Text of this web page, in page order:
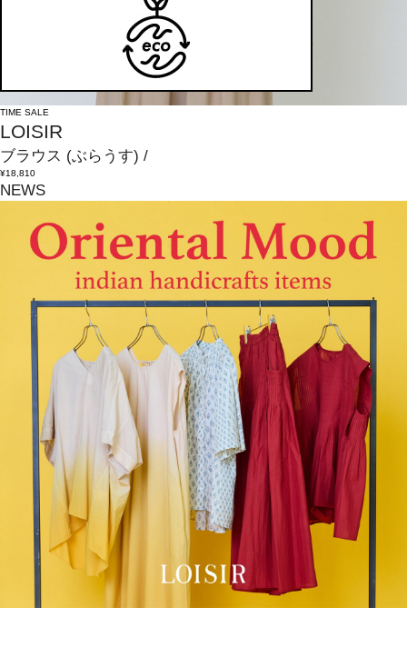
TIME SALE
LOISIR
ブラウス (ぶらうす) /
¥18,810
NEWS